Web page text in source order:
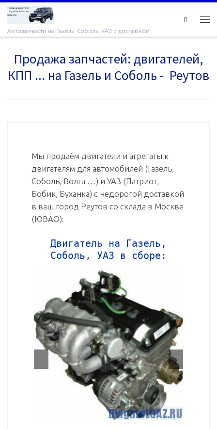
Skip to content
Автозапчасти на Газель, Соболь, УАЗ с доставкой
Продажа запчастей: двигателей,
КПП ... на Газель и Соболь - Реутов
Мы продаём двигатели и агрегаты к
двигателям для автомобилей (Газель,
Соболь, Волга …) и УАЗ (Патриот,
Бобик, Буханка) с недорогой доставкой
в ваш город Реутов со склада в Москве
(ЮВАО):
Двигатель на Газель,
Соболь, УАЗ в сборе: